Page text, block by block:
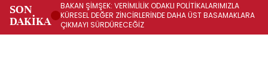
SON
DAKİKA
BAKAN ŞİMŞEK: VERİMLİLİK ODAKLI POLİTİKALARIMIZLA
KÜRESEL DEĞER ZİNCİRLERİNDE DAHA ÜST BASAMAKLARA
ÇIKMAYI SÜRDÜRECEĞİZ